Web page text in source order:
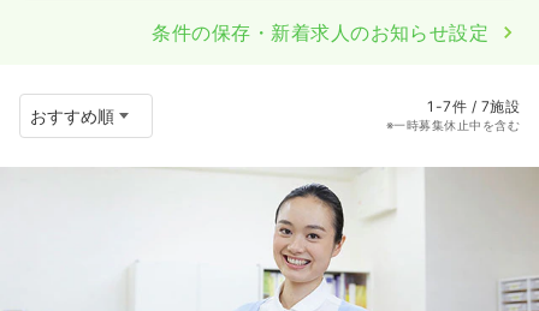
条件の保存・新着求人のお知らせ設定
1-7件 / 7施設
※一時募集休止中を含む